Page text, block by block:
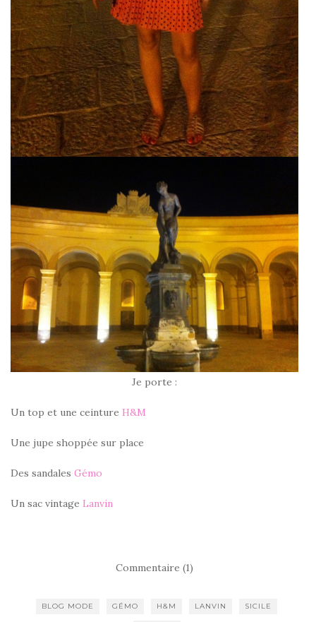
Je porte :
Un top et une ceinture H&M
Une jupe shoppée sur place
Des sandales Gémo
Un sac vintage Lanvin
Commentaire (1)
BLOG MODE GÉMO H&M LANVIN SICILE